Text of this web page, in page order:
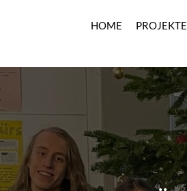
HOME PROJEKTE